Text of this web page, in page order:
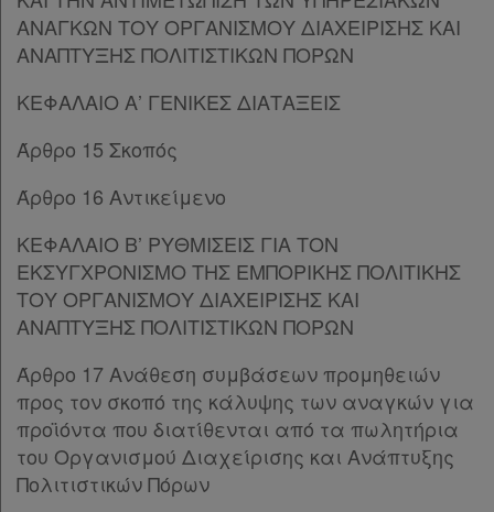
Πληροφορίες
Εταιρεία
Όροι
χρήσης
Πολιτική
και
cookies
ΑΝΑΓΚΩΝ ΤΟΥ ΟΡΓΑΝΙΣΜΟΥ ΔΙΑΧΕΙΡΙΣΗΣ ΚΑΙ
ΑΝΑΠΤΥΞΗΣ ΠΟΛΙΤΙΣΤΙΚΩΝ ΠΟΡΩΝ
ΚΕΦΑΛΑΙΟ Α’ ΓΕΝΙΚΕΣ ΔΙΑΤΑΞΕΙΣ
Άρθρο 15 Σκοπός
Άρθρο 16 Αντικείμενο
ΚΕΦΑΛΑΙΟ Β’ ΡΥΘΜΙΣΕΙΣ ΓΙΑ ΤΟΝ
ΕΚΣΥΓΧΡΟΝΙΣΜΟ ΤΗΣ ΕΜΠΟΡΙΚΗΣ ΠΟΛΙΤΙΚΗΣ
ΤΟΥ ΟΡΓΑΝΙΣΜΟΥ ΔΙΑΧΕΙΡΙΣΗΣ ΚΑΙ
ΑΝΑΠΤΥΞΗΣ ΠΟΛΙΤΙΣΤΙΚΩΝ ΠΟΡΩΝ
Άρθρο 17 Ανάθεση συμβάσεων προμηθειών
προς τον σκοπό της κάλυψης των αναγκών για
προϊόντα που διατίθενται από τα πωλητήρια
του Οργανισμού Διαχείρισης και Ανάπτυξης
Πολιτιστικών Πόρων